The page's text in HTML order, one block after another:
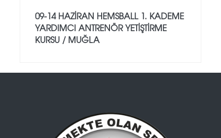
09-14 HAZİRAN HEMSBALL 1. KADEME
YARDIMCI ANTRENÖR YETİŞTİRME
KURSU / MUĞLA